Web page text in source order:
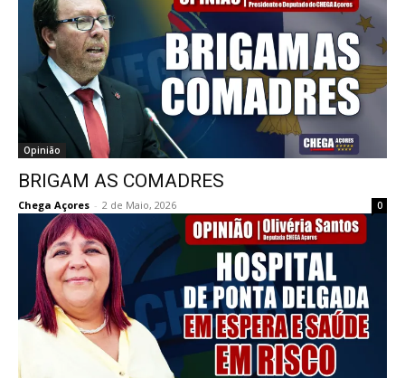
Opinião
BRIGAM AS COMADRES
Chega Açores - 2 de Maio, 2026 0